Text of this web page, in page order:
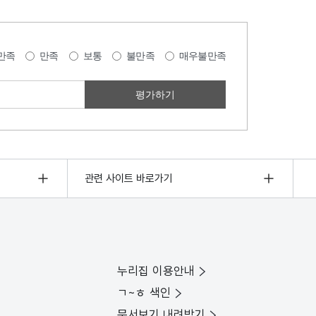
족 만족 보통 불만족 매우불만족
관련 사이트 바로가기
누리집 이용안내
ㄱ~ㅎ 색인